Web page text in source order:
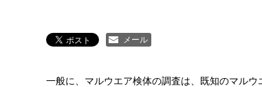
メール
一般に、マルウエア検体の調査は、既知のマル